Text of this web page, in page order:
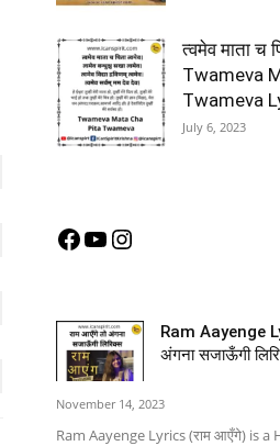
त्वमेव माता च
Twameva
Twameva
July 6, 2023
Facebook
YouTube
Instagram
Ram Aayenge
अंगना सजाऊँगी
November 14, 2023
Ram Aayenge Lyrics (राम आएँगे) is